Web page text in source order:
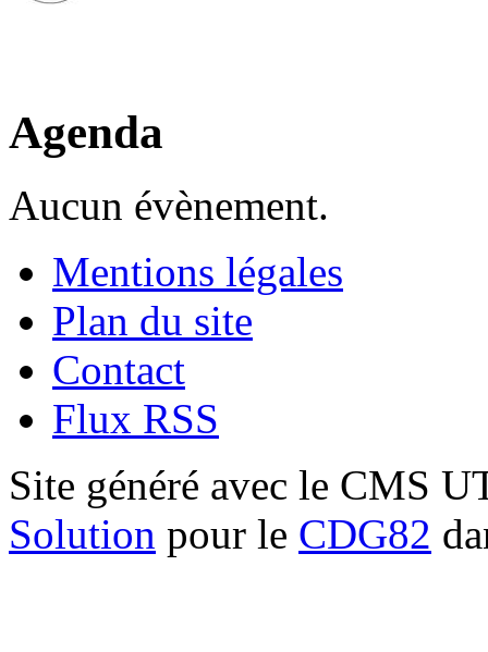
Agenda
Aucun évènement.
Mentions légales
Plan du site
Contact
Flux RSS
Site généré avec le CMS
Solution pour le CDG82